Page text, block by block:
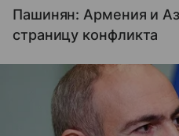
Пашинян: Армения и
страницу конфликта